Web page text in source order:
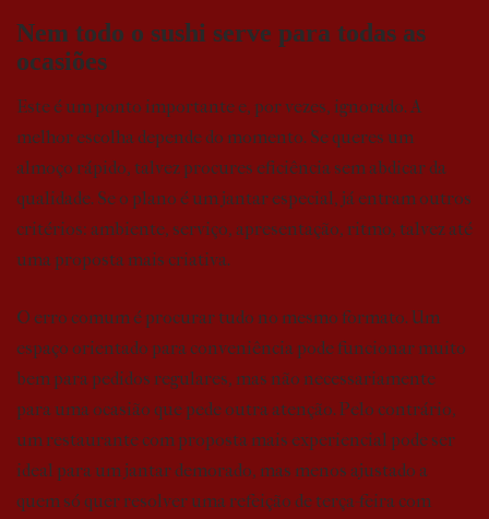
Nem todo o sushi serve para todas as
ocasiões
Este é um ponto importante e, por vezes, ignorado. A
melhor escolha depende do momento. Se queres um
almoço rápido, talvez procures eficiência sem abdicar da
qualidade. Se o plano é um jantar especial, já entram outros
critérios: ambiente, serviço, apresentação, ritmo, talvez até
uma proposta mais criativa.
O erro comum é procurar tudo no mesmo formato. Um
espaço orientado para conveniência pode funcionar muito
bem para pedidos regulares, mas não necessariamente
para uma ocasião que pede outra atenção. Pelo contrário,
um restaurante com proposta mais experiencial pode ser
ideal para um jantar demorado, mas menos ajustado a
quem só quer resolver uma refeição de terça-feira com